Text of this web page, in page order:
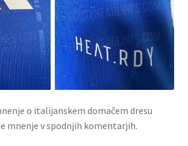
o italijanskem domačem dresu
mnenje v spodnjih komentarjih.